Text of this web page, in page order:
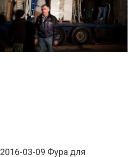
2016-03-09 Фура для